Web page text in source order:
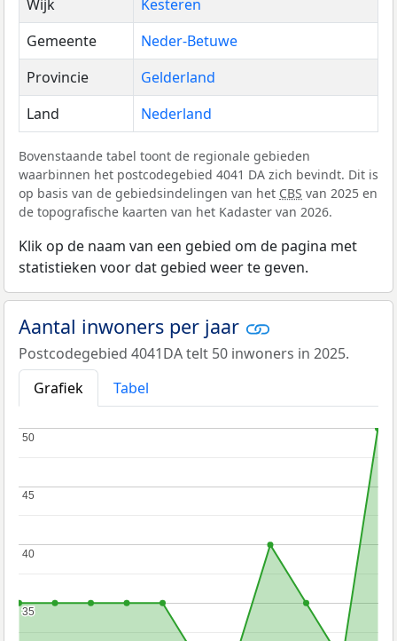
Wijk
Kesteren
Gemeente
Neder-Betuwe
Provincie
Gelderland
Land
Nederland
Bovenstaande tabel toont de regionale gebieden
waarbinnen het postcodegebied 4041 DA zich bevindt. Dit is
op basis van de gebiedsindelingen van het CBS van 2025 en
de topografische kaarten van het Kadaster van 2026.
Klik op de naam van een gebied om de pagina met
statistieken voor dat gebied weer te geven.
Aantal inwoners per jaar
Postcodegebied 4041DA telt 50 inwoners in 2025.
Grafiek
Tabel
35
35
40
40
45
45
50
50